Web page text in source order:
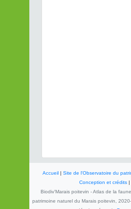
Accueil| Site de l'Observatoire du
Conception et crédits|
Biodiv'Marais poitevin - Atlas de la
patrimoine naturel du Marais poitevin,